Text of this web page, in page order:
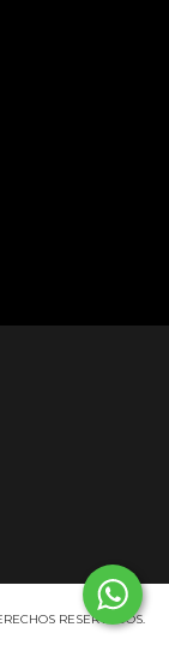
RESERVADOS.